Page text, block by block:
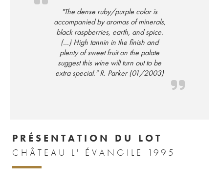
"The dense ruby/purple color is
accompanied by aromas of minerals,
black raspberries, earth, and spice.
(...) High tannin in the finish and
plenty of sweet fruit on the palate
suggest this wine will turn out to be
extra special." R. Parker (01/2003)
PRÉSENTATION DU LOT
CHÂTEAU L' ÉVANGILE 1995